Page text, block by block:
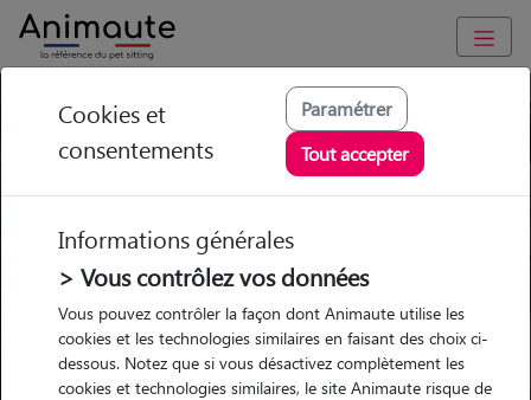
Trouvez votre gardien idéal !
Garde
chez le Pet Sitter
Garde
chez le Pet Sitter Visites
Visites
Cookies et
consentements
Paramétrer
Tout accepter
Informations générales
> Vous contrôlez vos données
Vous pouvez contrôler la façon dont Animaute utilise les
cookies et les technologies similaires en faisant des choix ci-
dessous. Notez que si vous désactivez complètement les
cookies et technologies similaires, le site Animaute risque de